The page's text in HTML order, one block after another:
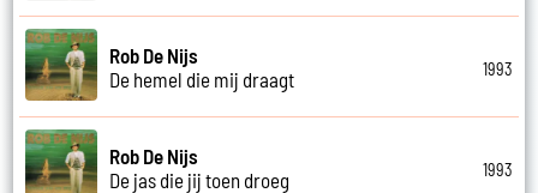
Rob De Nijs
De hemel die mij draagt
1993
Rob De Nijs
De jas die jij toen droeg
1993